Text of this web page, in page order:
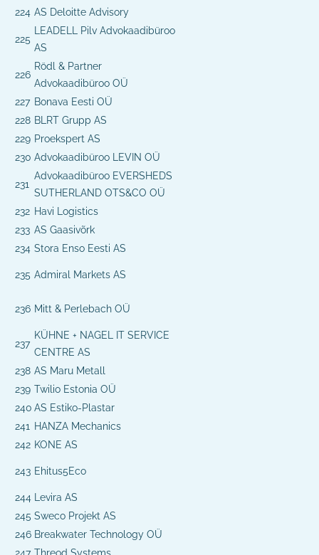
224 AS Deloitte Advisory
225
LEADELL Pilv Advokaadibüroo
AS
226
Rödl & Partner
Advokaadibüroo OÜ
227 Bonava Eesti OÜ
228 BLRT Grupp AS
229 Proekspert AS
230 Advokaadibüroo LEVIN OÜ
231
Advokaadibüroo EVERSHEDS
SUTHERLAND OTS&CO OÜ
232 Havi Logistics
233 AS Gaasivõrk
234 Stora Enso Eesti AS
235 Admiral Markets AS
236 Mitt & Perlebach OÜ
237
KÜHNE + NAGEL IT SERVICE
CENTRE AS
238 AS Maru Metall
239 Twilio Estonia OÜ
240 AS Estiko-Plastar
241
HANZA Mechanics
242 KONE AS
243 Ehitus5Eco
244
Levira AS
245 Sweco Projekt AS
246 Breakwater Technology OÜ